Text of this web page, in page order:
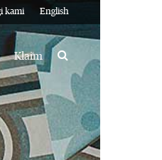
kami English
Klaim Search